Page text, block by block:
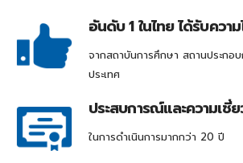
อันดับ 1 ในไทย ได้รับความ
จากสถาบันการศึกษา สถานประกอ
ประเทศ
ประสบการณ์และความเชี่
ในการดำเนินการมากกว่า 20 ปี